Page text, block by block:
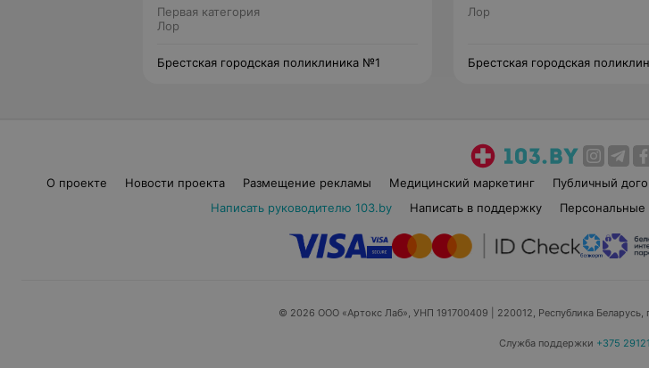
Первая категория
Лор
Брестская городская поликлиника №1
Лор
Брестская городская
О проекте Новости проекта Размещение рекламы Медицинский маркетинг Публичный
Написать руководителю 103.by
Написать в поддержку Персональные
© 2026 ООО «Артокс Лаб», УНП 191700409 | 220012, Республика
Служба поддержки +375